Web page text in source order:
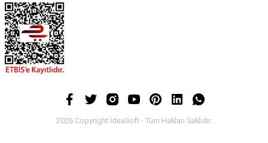
2026 Copyright IdeaSoft - Tüm Hakları Saklıdır.